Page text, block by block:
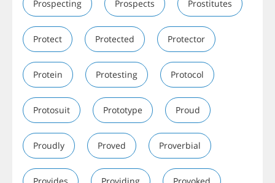
Prospecting Prospects Prostitutes
Protect Protected Protector
Protein Protesting Protocol
Protosuit Prototype Proud
Proudly Proved Proverbial